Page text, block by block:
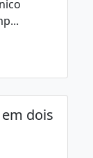
dois